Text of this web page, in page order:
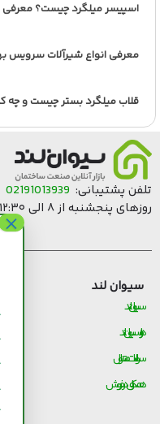
اسپیسر میلگرد چیست؟ معرفی
معرفی انواع شیرآلات سرویس
قلاب میلگرد بستر چیست و چه
تلفن پشتیبانی:02191013939
روزهای پنجشنبه از ۸ الی ۱۲:۳۰ پاسخگوی شما هستیم.)
سیوان لند
سیوان لند
درباره سیوان لند
سوالات متداول
همکاری در فروش
✓
✓
✓
✓
✓